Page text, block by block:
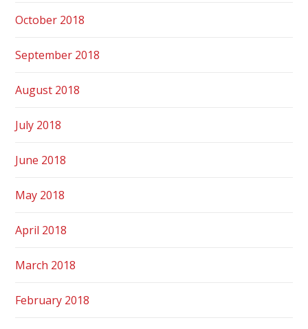
October 2018
September 2018
August 2018
July 2018
June 2018
May 2018
April 2018
March 2018
February 2018